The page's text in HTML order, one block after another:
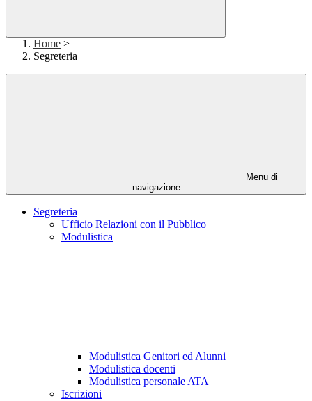
Home >
Segreteria
Menu di
navigazione
Segreteria
Ufficio Relazioni con il Pubblico
Modulistica
Modulistica Genitori ed Alunni
Modulistica docenti
Modulistica personale ATA
Iscrizioni